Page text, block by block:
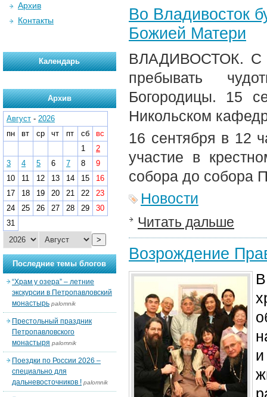
Во Владивосток
Божией Матери
ВЛАДИВОСТОК. С
пребывать
Богородицы. 15
Никольском
16 сентября в 12
участие в
собора до собора
Новости
Читать дальше
Возрождение
Архив
Контакты
Календарь
Архив
Август - 2026
пн
вт ср чт пт сб
вс
1
2
3
4 5 6 7 8
9
10
11 12 13 14 15
16
17
18 19 20 21 22
23
24
25 26 27 28 29
30
31
>
Последние темы блогов
“Храм у озера” – летние
экскурсии в Петропавловский
монастырь palomnik
Престольный праздник
Петропавловского
монастыря palomnik
Поездки по России 2026 –
специально для
дальневосточников ! palomnik